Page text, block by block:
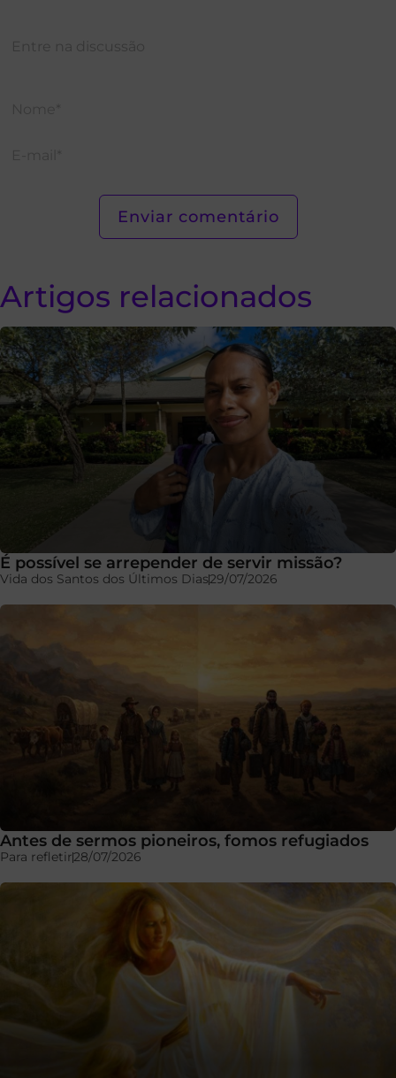
Artigos relacionados
É possível se arrepender de servir missão?
Vida dos Santos dos Últimos Dias29/07/2026
Antes de sermos pioneiros, fomos refugiados
Para refletir28/07/2026